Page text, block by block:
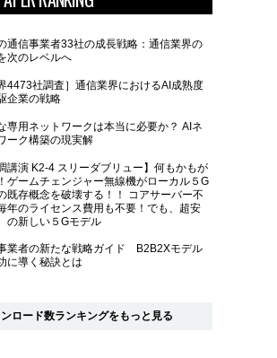
通信事業者33社の成長戦略：通信業界の
次のレベルへ
界4473社調査］通信業界におけるAI成熟度
企業の戦略
専用ネットワークは本当に必要か？ AIネ
ーク構築の現実解
講演 K2-4 スリーダブリュー】何もかもが
ゲームチェンジャー無線機がローカル５G
既存概念を破壊する！！ コアサーバー不
年のライセンス費用も不要！でも、超安
新しい５Gモデル
業者の新たな戦略ガイド B2B2Xモデル
に導く秘訣とは
ロード数ランキングをもっと見る